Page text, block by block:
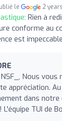
le 2
Rien à
conforme au
est impeccable
Nous vous
appréciation.
dans
L'équipe TUI de